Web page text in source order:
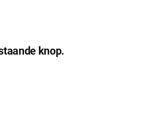
knop.